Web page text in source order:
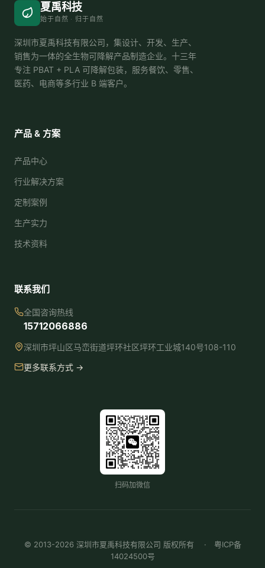
夏禹科技
始于自然 · 归于自然
深圳市夏禹科技有限公司，集设计、开发、生产、
销售为一体的全生物可降解产品制造企业。十三年
专注 PBAT + PLA 可降解包装，服务餐饮、零售、
医药、电商等多行业 B 端客户。
产品 & 方案
产品中心
行业解决方案
定制案例
生产实力
技术资料
联系我们
全国咨询热线
15712066886
深圳市坪山区马峦街道坪环社区坪环工业城140号108-110
更多联系方式 →
扫码加微信
© 2013-2026 深圳市夏禹科技有限公司 版权所有 · 粤ICP备
14024500号